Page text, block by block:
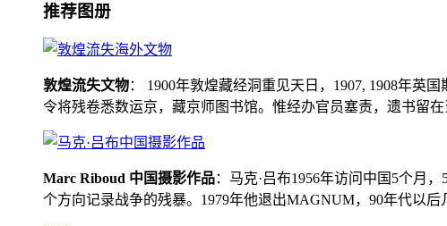
推荐图册
敦煌流失文物： 1900年敦煌藏经洞重见天日，1907, 1908年英
令将残卷悉数运京，藏京师图书馆。惟经办官员塞责，遗书留
Marc Riboud 中国摄影作品：马克·吕布1956年访问中国5个月
个方向记录战争的残暴。1979年他退出MAGNUM，90年代以后